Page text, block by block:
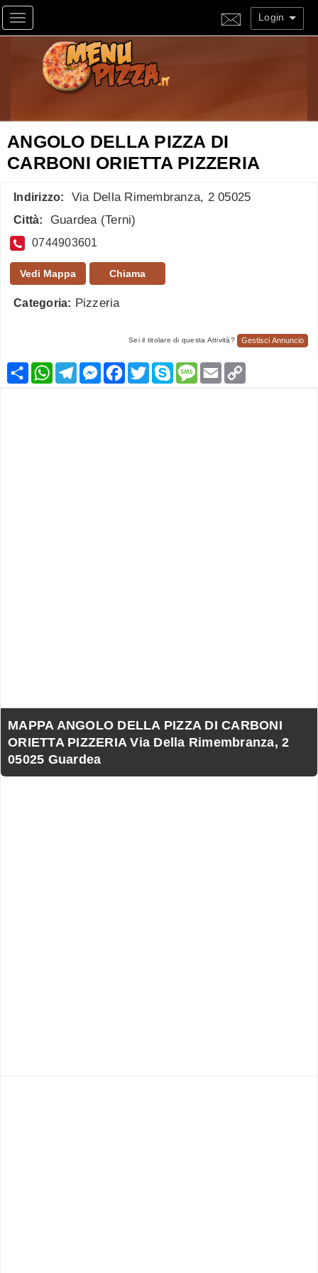
Toggle navigation Login
ANGOLO DELLA PIZZA DI
CARBONI ORIETTA PIZZERIA
Indirizzo: Via Della Rimembranza, 2 05025
Città: Guardea (Terni)
0744903601
Vedi Mappa Chiama
Categoria: Pizzeria
Sei il titolare di questa Attività? Gestisci Annuncio
CondividiWhatsApp
TelegramMessenger
Facebook
TwitterSkypeMessage
Email
MAPPA ANGOLO DELLA PIZZA DI CARBONI
ORIETTA PIZZERIA Via Della Rimembranza, 2
05025 Guardea